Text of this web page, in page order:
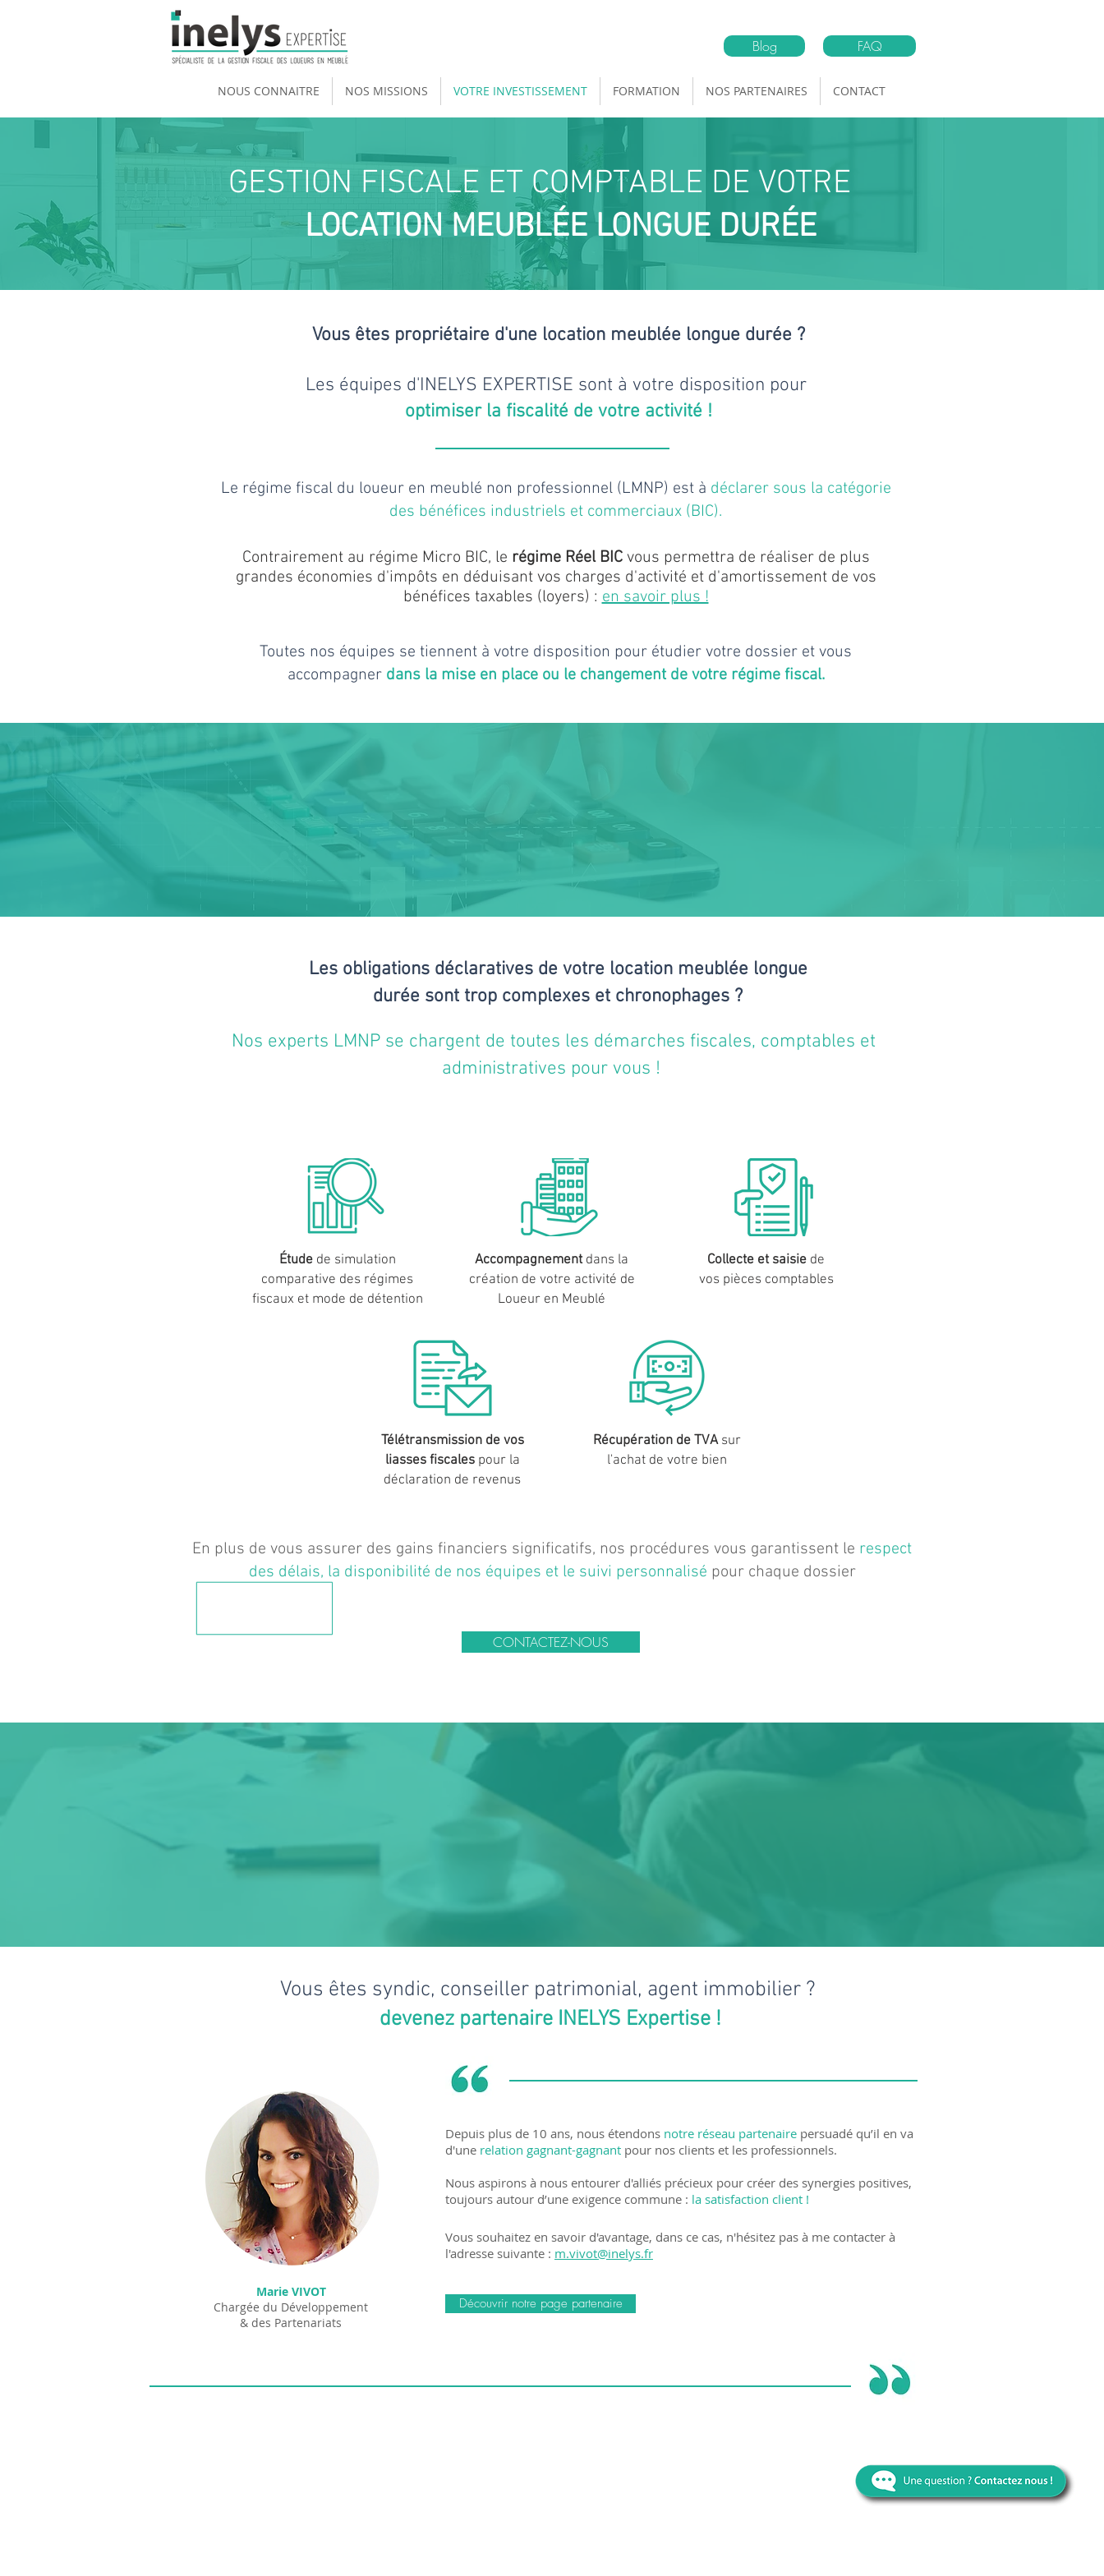
Blog FAQ
NOUS CONNAITRE NOS MISSIONS VOTRE INVESTISSEMENT FORMATION NOS PARTENAIRES CONTACT
GESTION FISCALE ET COMPTABLE DE VOTRE
LOCATION MEUBLÉE LONGUE DURÉE
Vous êtes propriétaire d'une location meublée longue durée ?
Les équipes d'INELYS EXPERTISE sont à votre disposition pour
optimiser la fiscalité de votre activité !
Le régime fiscal du loueur en meublé non professionnel (LMNP) est à déclarer sous la catégorie
des bénéfices industriels et commerciaux (BIC).
Contrairement au régime Micro BIC, le régime Réel BICvous permettra de réaliser de plus
grandes économies d'impôts en déduisant vos charges d'activité et d'amortissement de vos
bénéfices taxables (loyers) :en savoir plus !
Toutes nos équipes se tiennent à votre disposition pour étudier votre dossier et vous
accompagner dans la mise en place ou le changement de votre régime fiscal.
Les obligations déclaratives de votre location meublée longue
durée sont trop complexes et chronophages ?
Nos experts LMNP se chargent de toutes les démarches fiscales, comptables et
administratives pour vous !
Étude de simulation
comparative des régimes
fiscaux et mode de détention
Accompagnementdans la
création de votre activité de
Loueur en Meublé
Collecte et saisie de
vos pièces comptables
Télétransmission de vos
liasses fiscalespour la
déclaration de revenus
Récupération de TVA sur
l'achat de votre bien
En plus de vous assurer des gains financiers significatifs, nos procédures vous garantissent le respect
des délais, la disponibilité de nos équipes et le suivi personnalisé pour chaque dossier
CONTACTEZ-NOUS
Vous êtes syndic, conseiller patrimonial, agent immobilier ?
devenez partenaire INELYS Expertise !
Marie VIVOT
Chargée du Développement
& des Partenariats
Depuis plus de 10 ans, nous étendons notre réseau partenaire persuadé qu’il en va
d'une relation gagnant-gagnant pour nos clients et les professionnels.
Nous aspirons à nous entourer d'alliés précieux pour créer des synergies positives,
toujours autour d’une exigence commune : la satisfaction client !
Vous souhaitez en savoir d'avantage, dans ce cas, n'hésitez pas à me contacter à
l'adresse suivante : m.vivot@inelys.fr
Découvrir notre page partenaire